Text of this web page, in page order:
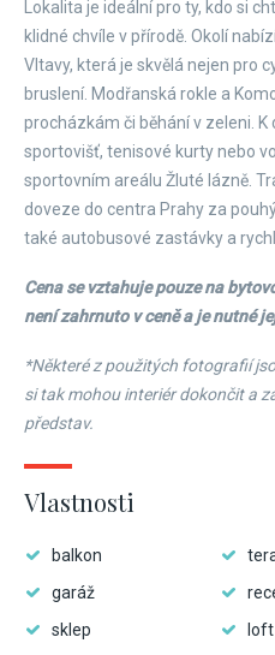
Lokalita je ideální pro ty, kdo si
klidné chvíle v přírodě. Okolí
Vltavy, která je skvělá nejen pro
bruslení. Modřanská rokle a
procházkám či běhání v zeleni.
sportovišť, tenisové kurty nebo
sportovním areálu Žluté lázně.
doveze do centra Prahy za
také autobusové zastávky a
Cena se vztahuje pouze na
není zahrnuto v ceně a je nutné
*Některé z použitých fotografií
si tak mohou interiér dokončit a
představ.
Vlastnosti
balkon
garáž
sklep